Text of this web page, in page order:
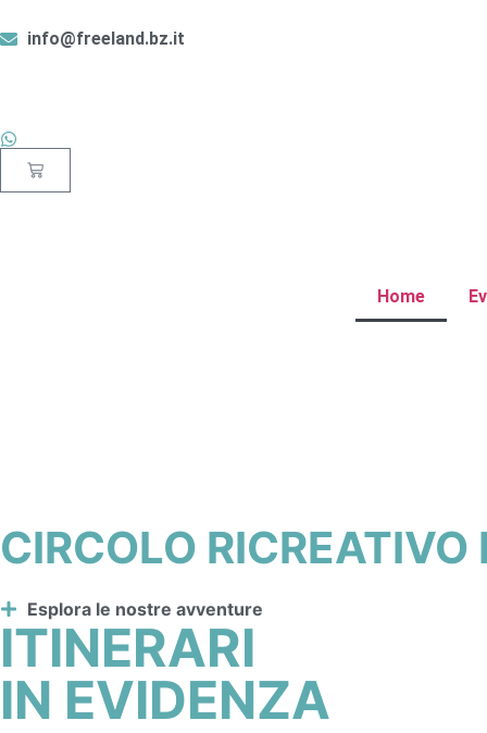
info@freeland.bz.it
Home
CIRCOLO
Esplora le nostre avventure
ITINERARI
IN EVIDENZA